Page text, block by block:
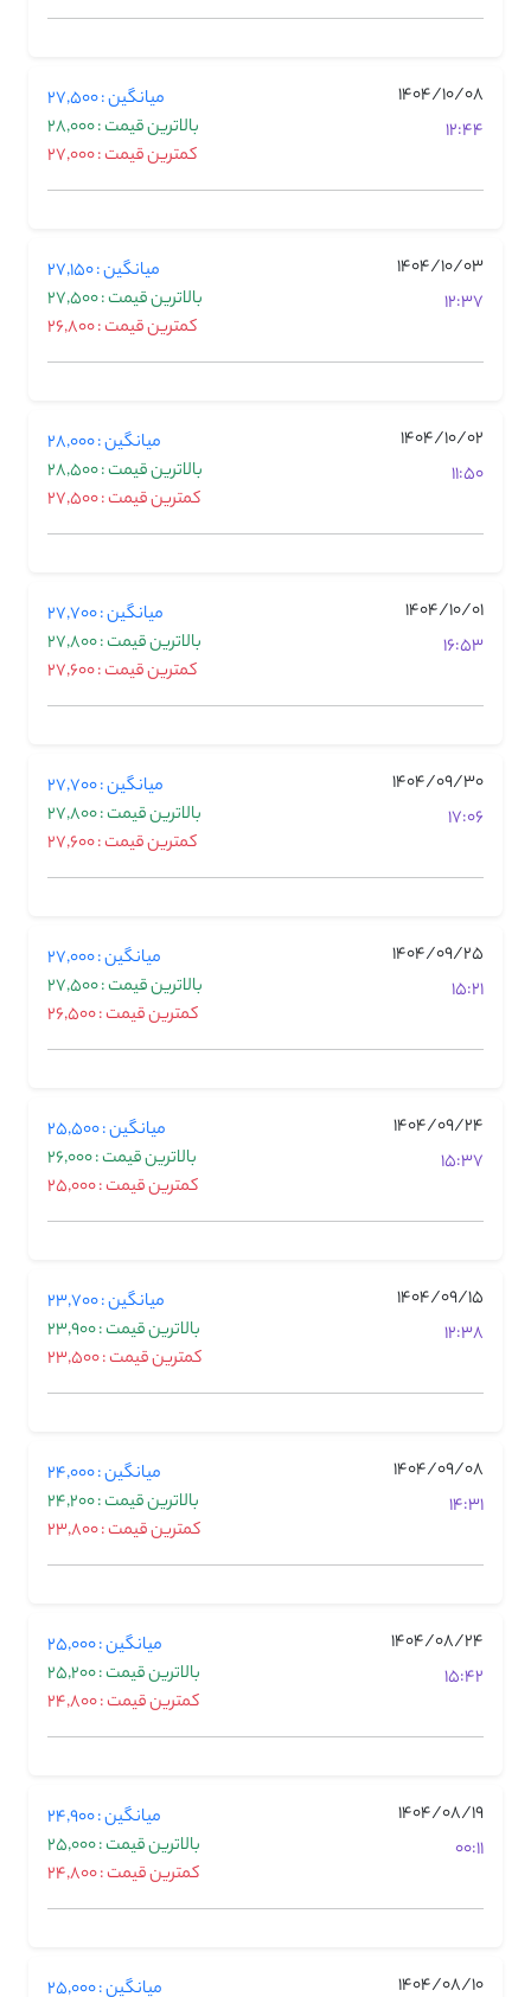
1404/10/08
12:44
میانگین : 27,500
بالاترین قیمت : 28,000
کمترین قیمت : 27,000
1404/10/03
12:37
میانگین : 27,150
بالاترین قیمت : 27,500
کمترین قیمت : 26,800
1404/10/02
11:50
میانگین : 28,000
بالاترین قیمت : 28,500
کمترین قیمت : 27,500
1404/10/01
16:53
میانگین : 27,700
بالاترین قیمت : 27,800
کمترین قیمت : 27,600
1404/09/30
17:06
میانگین : 27,700
بالاترین قیمت : 27,800
کمترین قیمت : 27,600
1404/09/25
15:21
میانگین : 27,000
بالاترین قیمت : 27,500
کمترین قیمت : 26,500
1404/09/24
15:37
میانگین : 25,500
بالاترین قیمت : 26,000
کمترین قیمت : 25,000
1404/09/15
12:38
میانگین : 23,700
بالاترین قیمت : 23,900
کمترین قیمت : 23,500
1404/09/08
14:31
میانگین : 24,000
بالاترین قیمت : 24,200
کمترین قیمت : 23,800
1404/08/24
15:42
میانگین : 25,000
بالاترین قیمت : 25,200
کمترین قیمت : 24,800
1404/08/19
00:11
میانگین : 24,900
بالاترین قیمت : 25,000
کمترین قیمت : 24,800
1404/08/10 میانگین : 25,000